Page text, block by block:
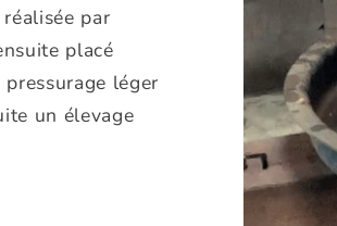
par
placé
léger
un élevage